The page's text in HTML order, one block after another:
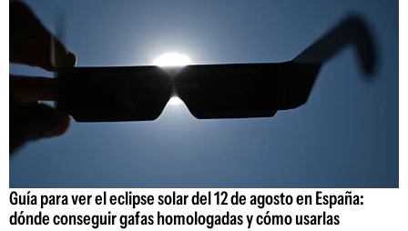
Guía para ver el eclipse solar del 12 de agosto en España:
dónde conseguir gafas homologadas y cómo usarlas